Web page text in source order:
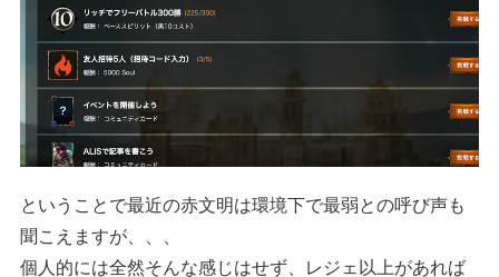
ということで最近の赤文明は環境下で最弱との呼び声も
聞こえますが、、、
個人的には全然そんな感じはせず、レジェ以上があれば